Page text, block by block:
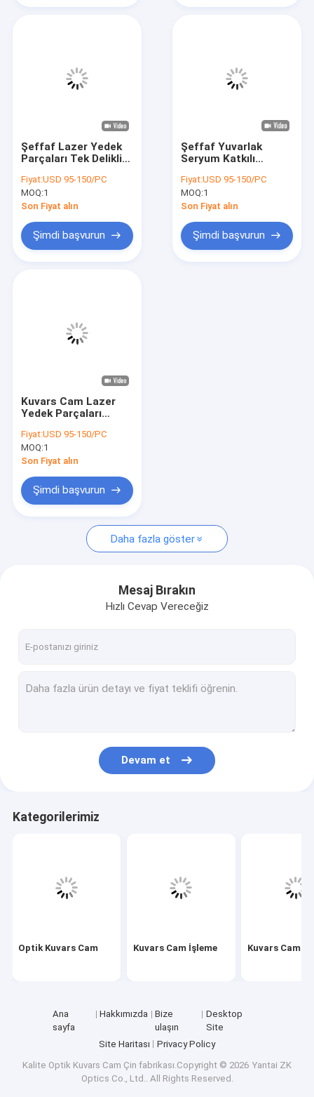
Bir İndirim İste
Optik Kuvars Cam
Kuvars Cam İşleme
Kuvars Cam Tüp
Kuvars Kılcal Tüp
Silikon Dioksit Püskürtme Hedefi
Kuvars Aparatı
Kuvars Cam Tabak
Özel Cam Parçaları
Optik Üretim Ekipmanları
Mobil Cam Kapak Yapma Makinesi
Şeffaf Lazer Yedek
Parçaları Tek Delikli
Akış Tüpü
Fiyat:USD 95-150/PC
MOQ:1
Son Fiyat alın
Şimdi başvurun
Şeffaf Yuvarlak
Seryum Katkılı
Lazer Akış Tüpü
Fiyat:USD 95-150/PC
MOQ:1
Son Fiyat alın
Şimdi başvurun
Kuvars Cam Lazer
Yedek Parçaları
Kuvars Akış Tüpünü
Özelleştirir
Fiyat:USD 95-150/PC
MOQ:1
Son Fiyat alın
Şimdi başvurun
Daha fazla göster
Mesaj Bırakın
Hızlı Cevap Vereceğiz
Devam et
Kategorilerimiz
Optik Kuvars Cam Kuvars Cam İşleme Kuvars Cam
Ana
sayfa
Hakkımızda
Bize
ulaşın
Desktop
Site
Site Haritası
Privacy Policy
Kalite Optik Kuvars Cam Çin fabrikası.Copyright © 2026 Yantai ZK
Optics Co., Ltd.. All Rights Reserved.